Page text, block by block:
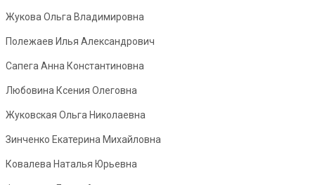
Жукова Ольга Владимировна
Полежаев Илья Александрович
Сапега Анна Константиновна
Любовина Ксения Олеговна
Жуковская Ольга Николаевна
Зинченко Екатерина Михайловна
Ковалева Наталья Юрьевна